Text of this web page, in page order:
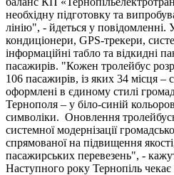
необхідну підготовку та
лінію", - йдеться у повідомленні.
кондиціонери, GPS-трекери,
інформаційні табло та відкидні
пасажирів. "Кожен тролейбус
106 пасажирів, із яких 34 місця –
оформлені в єдиному стилі
Тернополя – у біло-синій
символіки. Оновлення
системної модернізації
спрямованої на підвищення
пасажирських перевезень", -
Наступного року Тернопіль